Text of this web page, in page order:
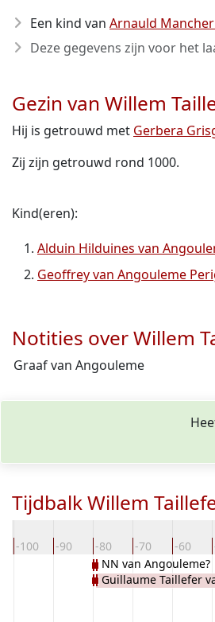
Een kind van Arnauld
Deze gegevens zijn voor het
Gezin van Willem
Hij is getrouwd met Gerbera
Zij zijn getrouwd rond 1000.
Kind(eren):
Alduin Hilduines van
Geoffrey van Angouleme
Notities over Willem
Graaf van Angouleme
Tijdbalk Willem
-100 -90 -80 -70 -60
NN van Angouleme?
Guillaume Taillefer